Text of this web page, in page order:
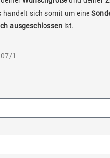
sich somit um eine
ausgeschlossen ist.
1